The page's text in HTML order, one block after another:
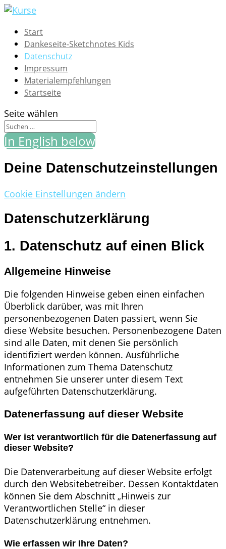
Start
Dankeseite-Sketchnotes Kids
Datenschutz
Impressum
Materialempfehlungen
Startseite
Seite wählen
In English below
Deine Datenschutzeinstellungen
Cookie Einstellungen ändern
Datenschutz­erklärung
1. Datenschutz auf einen Blick
Allgemeine Hinweise
Die folgenden Hinweise geben einen einfachen
Überblick darüber, was mit Ihren
personenbezogenen Daten passiert, wenn Sie
diese Website besuchen. Personenbezogene Daten
sind alle Daten, mit denen Sie persönlich
identifiziert werden können. Ausführliche
Informationen zum Thema Datenschutz
entnehmen Sie unserer unter diesem Text
aufgeführten Datenschutzerklärung.
Datenerfassung auf dieser Website
Wer ist verantwortlich für die Datenerfassung auf
dieser Website?
Die Datenverarbeitung auf dieser Website erfolgt
durch den Websitebetreiber. Dessen Kontaktdaten
können Sie dem Abschnitt „Hinweis zur
Verantwortlichen Stelle“ in dieser
Datenschutzerklärung entnehmen.
Wie erfassen wir Ihre Daten?